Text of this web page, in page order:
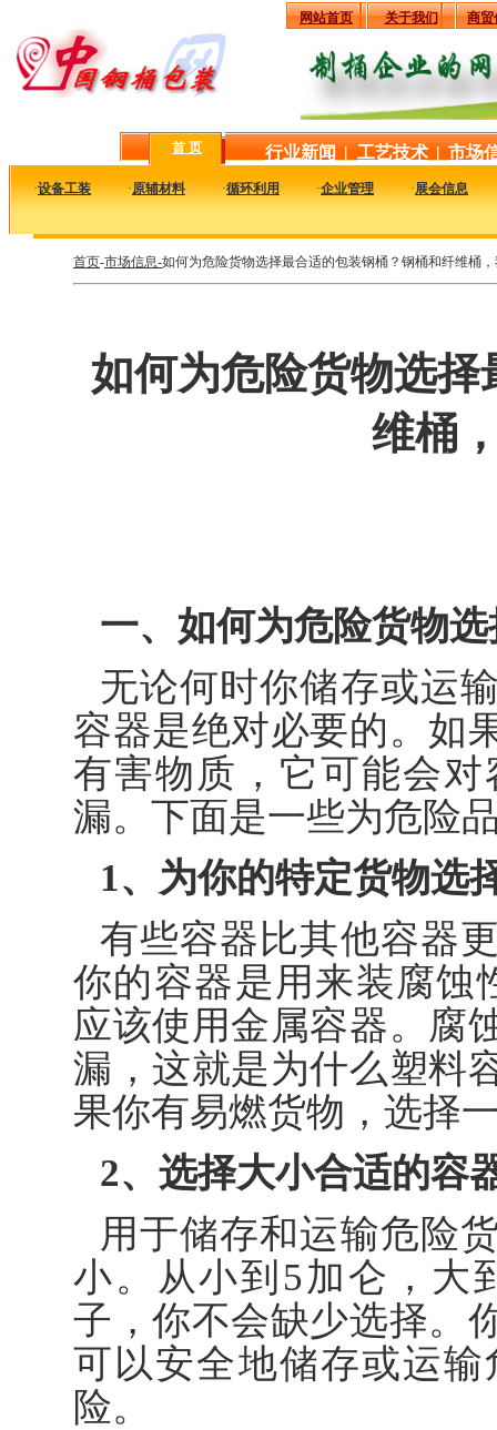
网站首页 关于我们 商贸
首 页 行业新闻 | 工艺技术 | 市场
·设备工装 ·原辅材料 ·循环利用 ·企业管理 ·展会信息
首页-市场信息-如何为危险货物选择最合适的包装钢桶？钢桶和纤维桶
如何为危险货物选
维桶
一、如何为危险货物
无论何时你储存或运
容器是绝对必要的。如
有害物质，它可能会
漏。下面是一些为危险
1、为你的特定货物选
有些容器比其他容器
你的容器是用来装腐蚀
应该使用金属容器。腐
漏，这就是为什么塑料
果你有易燃货物，选择
2、选择大小合适的容
用于储存和运输危险
小。从小到5加仑，大
子，你不会缺少选择。
可以安全地储存或运
险。